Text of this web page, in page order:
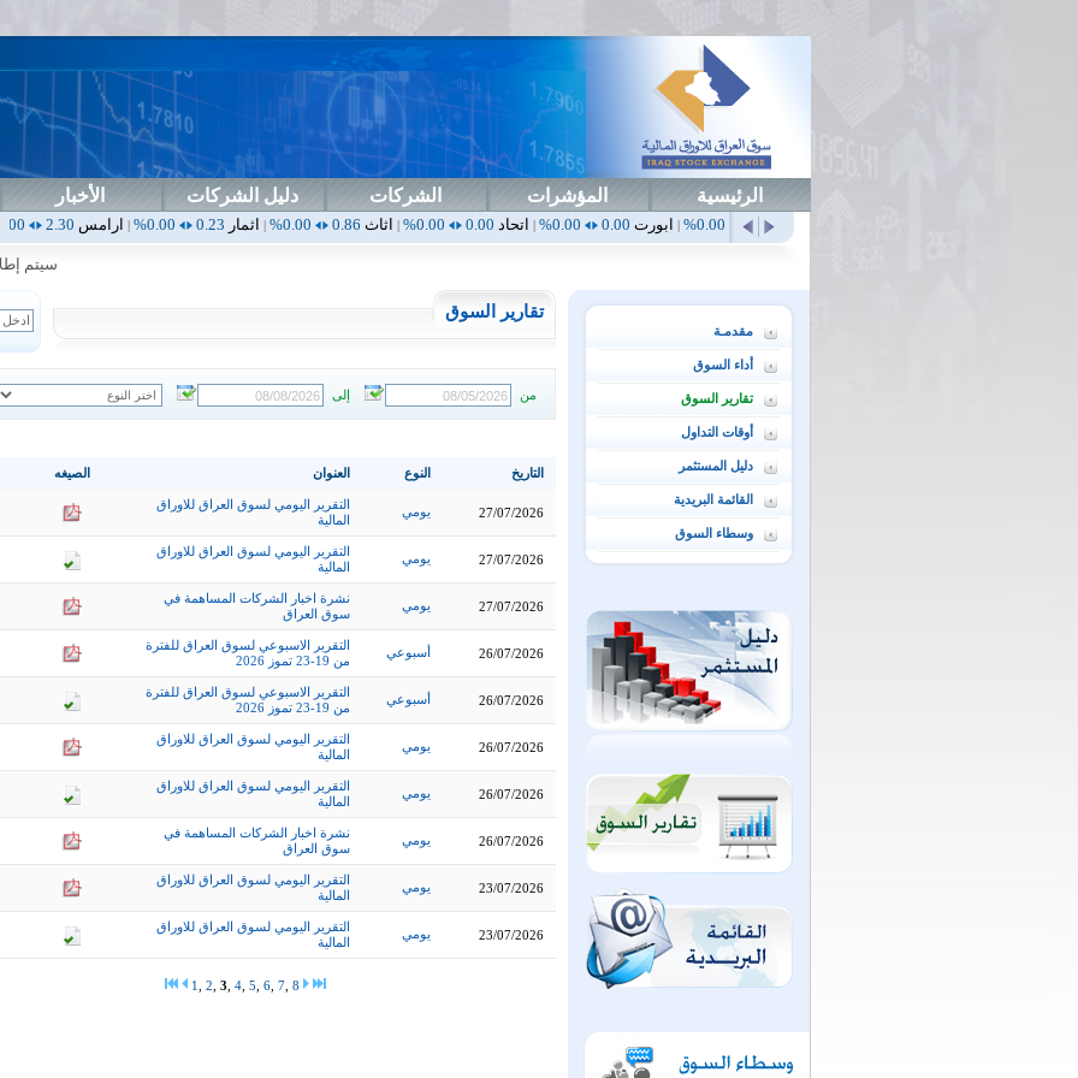
الرئيسية المؤشرات الشركات دليل الشركات الأخبار
|ابورت0.00
0.00%
|اتحاد0.00
0.00%
|اثاث0.86
0.00%
|اثمار0.23
0.00%
|ارامس2.30
0.00%
|اربيل
سيتم إطلاق
مقدمـة
أداء السوق
تقارير السوق
أوقات التداول
دليل المستثمر
القائمة البريدية
وسطاء السوق
تقارير السوق
من إلى
الصيغه العنوان النوع التاريخ
التقرير اليومي لسوق العراق للاوراق
المالية
يومي 27/07/2026
التقرير اليومي لسوق العراق للاوراق
المالية
يومي 27/07/2026
نشرة اخبار الشركات المساهمة في
سوق العراق
يومي 27/07/2026
التقرير الاسبوعي لسوق العراق للفترة
من 19-23 تموز 2026
أسبوعي 26/07/2026
التقرير الاسبوعي لسوق العراق للفترة
من 19-23 تموز 2026
أسبوعي 26/07/2026
التقرير اليومي لسوق العراق للاوراق
المالية
يومي 26/07/2026
التقرير اليومي لسوق العراق للاوراق
المالية
يومي 26/07/2026
نشرة اخبار الشركات المساهمة في
سوق العراق
يومي 26/07/2026
التقرير اليومي لسوق العراق للاوراق
المالية
يومي 23/07/2026
التقرير اليومي لسوق العراق للاوراق
المالية
يومي 23/07/2026
1 2 3 4 5 6 7 8